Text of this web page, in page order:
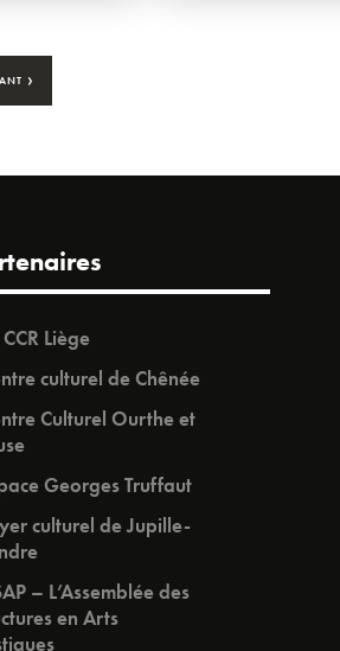
›
Liège
culturel de Chênée
Culturel Ourthe et
Georges Truffaut
culturel de Jupille-
– L’Assemblée des
en Arts